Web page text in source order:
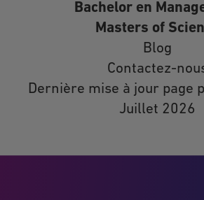
Bachelor en
Masters of
Blog
Contactez-
Dernière mise à jour page
Juillet 2026